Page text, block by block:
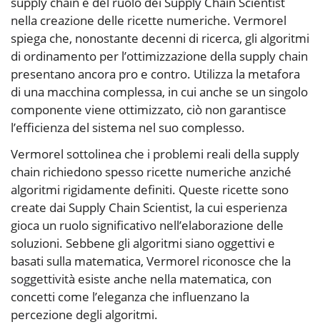
nella creazione delle ricette numeriche. Vermorel
spiega che, nonostante decenni di ricerca, gli algoritmi
di ordinamento per l’ottimizzazione della supply chain
presentano ancora pro e contro. Utilizza la metafora
di una macchina complessa, in cui anche se un singolo
componente viene ottimizzato, ciò non garantisce
l’efficienza del sistema nel suo complesso.
Vermorel sottolinea che i problemi reali della supply
chain richiedono spesso ricette numeriche anziché
algoritmi rigidamente definiti. Queste ricette sono
create dai Supply Chain Scientist, la cui esperienza
gioca un ruolo significativo nell’elaborazione delle
soluzioni. Sebbene gli algoritmi siano oggettivi e
basati sulla matematica, Vermorel riconosce che la
soggettività esiste anche nella matematica, con
concetti come l’eleganza che influenzano la
percezione degli algoritmi.